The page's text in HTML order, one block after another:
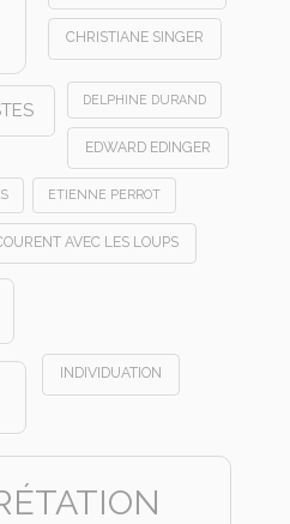
CHRISTIANE SINGER
DELPHINE DURAND
EDWARD EDINGER
ETIENNE PERROT
AVEC LES LOUPS
INDIVIDUATION